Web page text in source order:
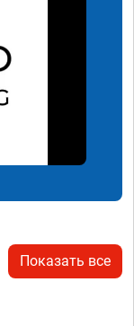
Показать все